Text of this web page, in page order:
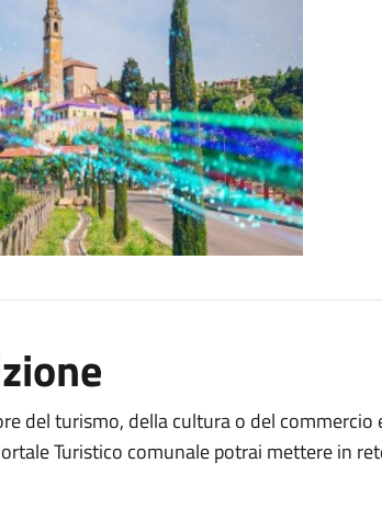
del turismo, della cultura o del
Turistico comunale potrai mettere in